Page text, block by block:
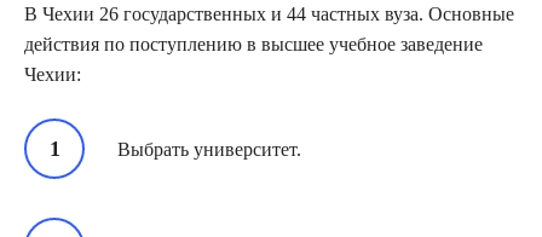
В Чехии 26 государственных и 44 частных вуза. Основные
действия по поступлению в высшее учебное заведение
Чехии:
Выбрать университет.